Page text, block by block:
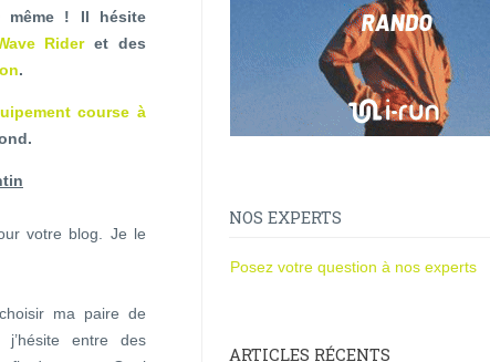
même ! Il hésite
Rideret des
.
course à
votre blog. Je le
ma paire de
entre des
NOS EXPERTS
Posez votre question à nos experts
ARTICLES RÉCENTS